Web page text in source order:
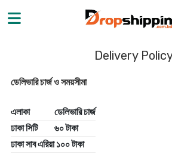
Delivery
ডেলিভারি চার্জ ও সময়সীমা
এলাকা
ডেলিভারি চার্জ
ঢাকা সিটি
৬০ টাকা
ঢাকা সাব এরিয়া১০০ টাকা